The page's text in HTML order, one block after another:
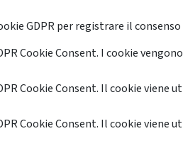
GDPR per registrare il
Cookie Consent. I cookie
Cookie Consent. Il cookie
Cookie Consent. Il cookie